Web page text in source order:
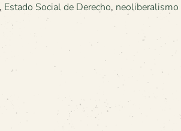
, Estado Social de Derecho, neoliberalismo